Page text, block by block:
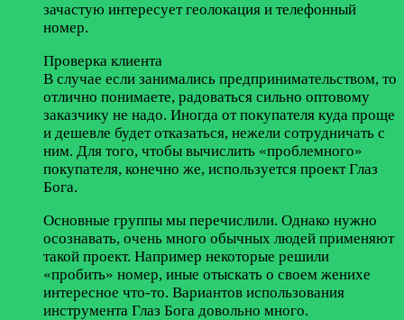
зачастую интересует геолокация и телефонный
номер.
Проверка клиента
В случае если занимались предпринимательством, то
отлично понимаете, радоваться сильно оптовому
заказчику не надо. Иногда от покупателя куда проще
и дешевле будет отказаться, нежели сотрудничать с
ним. Для того, чтобы вычислить «проблемного»
покупателя, конечно же, используется проект Глаз
Бога.
Основные группы мы перечислили. Однако нужно
осознавать, очень много обычных людей применяют
такой проект. Например некоторые решили
«пробить» номер, иные отыскать о своем женихе
интересное что-то. Вариантов использования
инструмента Глаз Бога довольно много.